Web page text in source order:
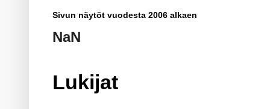
Sivun näytöt vuodesta 2006 alkaen
NaN
Lukijat